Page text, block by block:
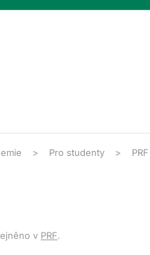
Pro studenty PRF
v PRF.